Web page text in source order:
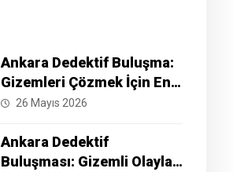
Ankara Dedektif Buluşma:
Gizemleri Çözmek İçin En
İyi Yöntemler Nelerdir?
26 Mayıs 2026
Ankara Dedektif
Buluşması: Gizemli Olayları